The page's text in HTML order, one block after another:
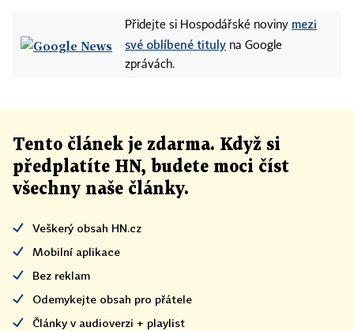
Přidejte si Hospodářské noviny mezi
své oblíbené tituly na Google
zprávách.
Tento článek je zdarma. Když si
předplatíte HN, budete moci číst
všechny naše články.
Veškerý obsah HN.cz
Mobilní aplikace
Bez reklam
Odemykejte obsah pro přátele
Články v audioverzi + playlist